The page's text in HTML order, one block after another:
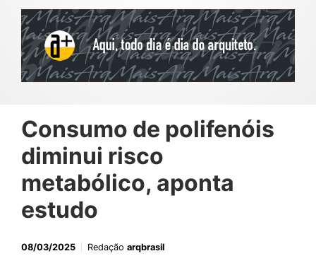
Consumo de polifenóis
diminui risco
metabólico, aponta
estudo
08/03/2025 Redação arqbrasil